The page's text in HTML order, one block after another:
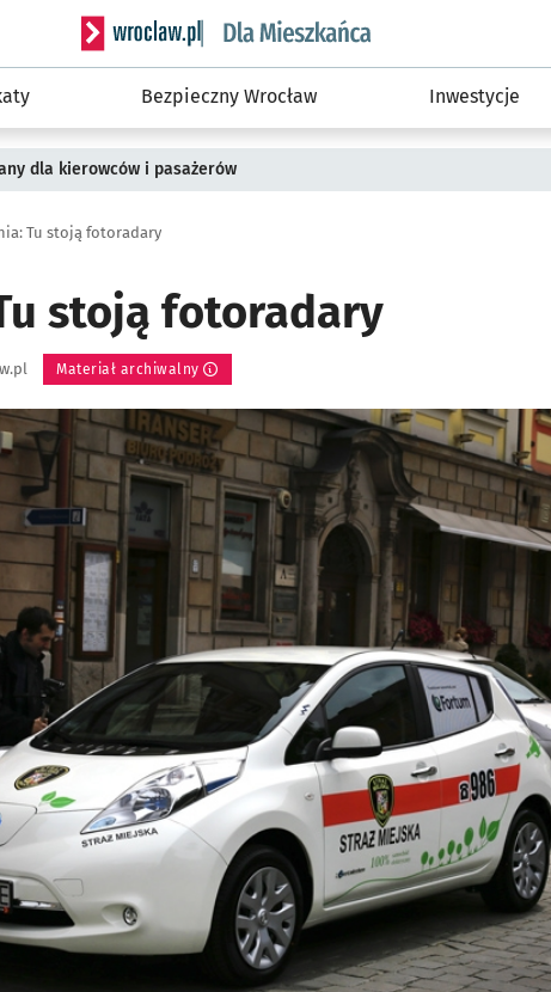
Serwis informacyjny wroclaw.pl podserwis: Dla
Bezpieczny Wrocław Inwestycje
dla kierowców i pasażerów
Tu stoją fotoradary
stoją fotoradary
Materiał archiwalny